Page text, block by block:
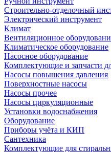
Строительно-отделочный
Электрический инструмент
Климат
Вентиляционное
Климатическое оборудование
Насосное оборудование
Комплектующие и запчасти
Насосы повышения давления
Поверхностные насосы
Насосы прочее
Насосы циркуляционные
Установки водоснабжения
Оборудование
Приборы учёта и КИП
Сантехника
Комплектующие для